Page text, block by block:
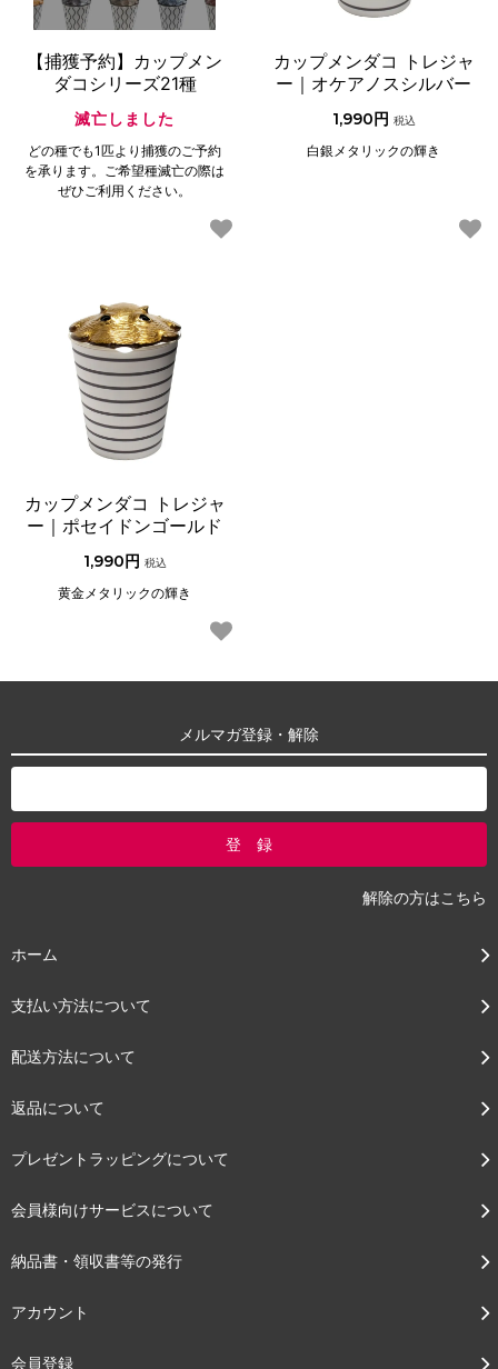
【捕獲予約】カップメン
ダコシリーズ21種
滅亡しました
どの種でも1匹より捕獲のご予約
を承ります。ご希望種滅亡の際は
ぜひご利用ください。
カップメンダコ トレジャ
ー｜オケアノスシルバー
1,990円 税込
白銀メタリックの輝き
カップメンダコ トレジャ
ー｜ポセイドンゴールド
1,990円 税込
黄金メタリックの輝き
メルマガ登録・解除
解除の方はこちら
ホーム
支払い方法について
配送方法について
返品について
プレゼントラッピングについて
会員様向けサービスについて
納品書・領収書等の発行
アカウント
会員登録